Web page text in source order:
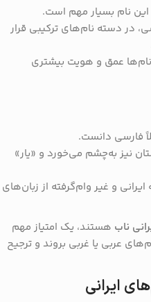
نام بسیار مهم است.
در دسته نام‌های ترکیبی قرار
نام‌ها عمق و هویت بیشتری
فارسی دانست.
نیز به‌چشم می‌خورد و «یار»
و غیر وام‌گرفته از زبان‌های
ناب هستند، یک امتیاز مهم
عربی یا غربی بروند و ترجیح
ایرانی